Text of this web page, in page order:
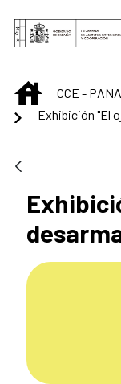
Saltar al
INICIO
CCE -
Exhibición "El